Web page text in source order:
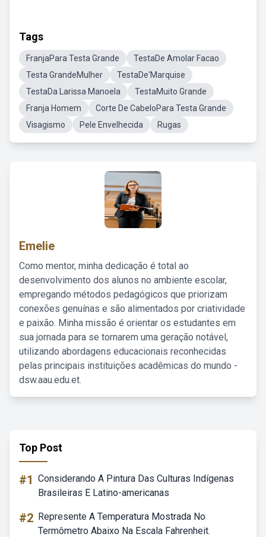
Tags
FranjaPara Testa Grande
TestaDe Amolar Facao
Testa GrandeMulher
TestaDe'Marquise
TestaDa Larissa Manoela
TestaMuito Grande
Franja Homem
Corte De CabeloPara Testa Grande
Visagismo
Pele Envelhecida Rugas
Emelie
Como mentor, minha dedicação é total ao
desenvolvimento dos alunos no ambiente escolar,
empregando métodos pedagógicos que priorizam
conexões genuínas e são alimentados por criatividade
e paixão. Minha missão é orientar os estudantes em
sua jornada para se tornarem uma geração notável,
utilizando abordagens educacionais reconhecidas
pelas principais instituições acadêmicas do mundo -
dsw.aau.edu.et.
Top Post
#1 Considerando A Pintura Das Culturas Indígenas
Brasileiras E Latino-americanas
#2 Represente A Temperatura Mostrada No
Termômetro Abaixo Na Escala Fahrenheit.